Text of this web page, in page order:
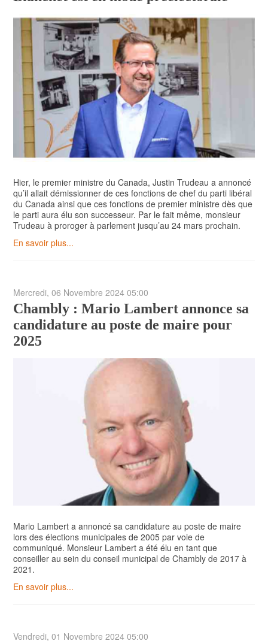
Hier, le premier ministre du Canada, Justin Trudeau a annoncé
qu’il allait démissionner de ces fonctions de chef du parti libéral
du Canada ainsi que ces fonctions de premier ministre dès que
le parti aura élu son successeur. Par le fait même, monsieur
Trudeau à proroger à parlement jusqu’au 24 mars prochain.
En savoir plus...
Mercredi, 06 Novembre 2024 05:00
Chambly : Mario Lambert annonce sa
candidature au poste de maire pour
2025
Mario Lambert a annoncé sa candidature au poste de maire
lors des élections municipales de 2005 par voie de
communiqué. Monsieur Lambert a été élu en tant que
conseiller au sein du conseil municipal de Chambly de 2017 à
2021.
En savoir plus...
Vendredi, 01 Novembre 2024 05:00